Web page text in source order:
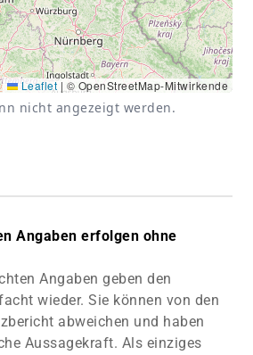
Leaflet | © OpenStreetMap-Mitwirkende
nicht angezeigt werden.
Angaben erfolgen ohne
Angaben geben den
wieder. Sie können von den
abweichen und haben
Aussagekraft. Als einziges